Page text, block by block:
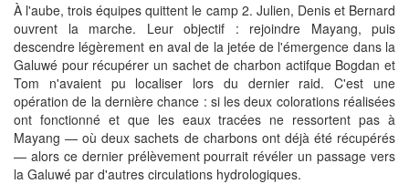
À l'aube, trois équipes quittent le camp 2. Julien, Denis et Bernard
ouvrent la marche. Leur objectif : rejoindre Mayang, puis
descendre légèrement en aval de la jetée de l'émergence dans la
Galuwé pour récupérer un sachet de charbon actifque Bogdan et
Tom n'avaient pu localiser lors du dernier raid. C'est une
opération de la dernière chance : si les deux colorations réalisées
ont fonctionné et que les eaux tracées ne ressortent pas à
Mayang — où deux sachets de charbons ont déjà été récupérés
— alors ce dernier prélèvement pourrait révéler un passage vers
la Galuwé par d'autres circulations hydrologiques.